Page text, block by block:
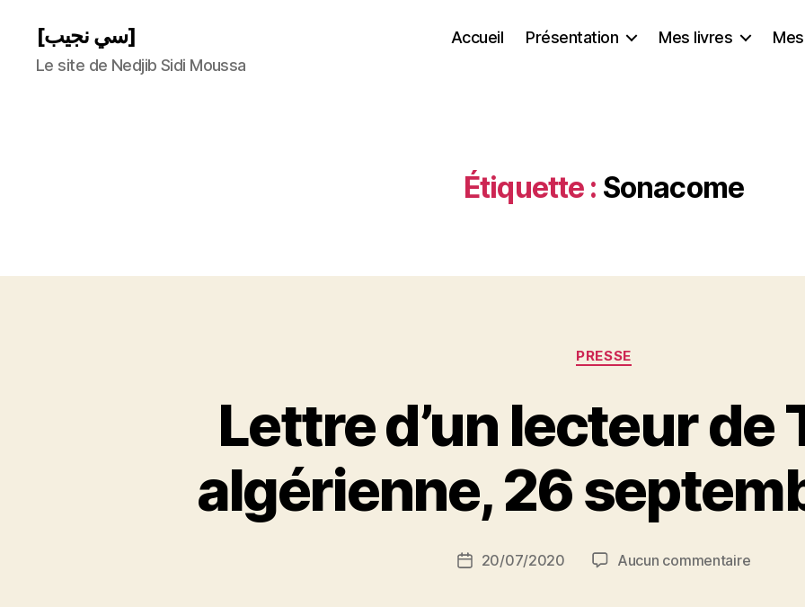
[سي نجيب]
Le site de Nedjib Sidi Moussa
Accueil Présentation Mes livres
Étiquette : Sonacome
Catégories
PRESSE
Lettre d’un lecteur de
algérienne, 26
Auteur
r
N
Date20/07/2020 Aucun commentairesur